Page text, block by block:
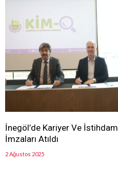
İnegöl’de Kariyer Ve
İmzaları Atıldı
2 Ağustos 2025